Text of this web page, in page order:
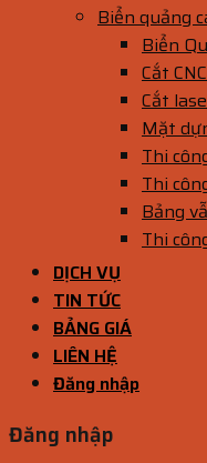
Biển quảng
Biển
Cắt
Cắt
Mặt
Thi
Thi
Bảng
Thi
DỊCH VỤ
TIN TỨC
BẢNG GIÁ
LIÊN HỆ
Đăng nhập
Đăng nhập